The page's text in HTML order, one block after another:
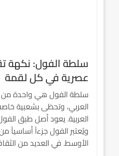
سلطة الفول: نكهة
عصرية في كل لقمة
سلطة الفول هي واحدة من
العربي، وتحظى بشعبية
العربية. يعود أصل طبق
ويُعتبر الفول جزءاً أساسياً
الأوسط. في العديد من